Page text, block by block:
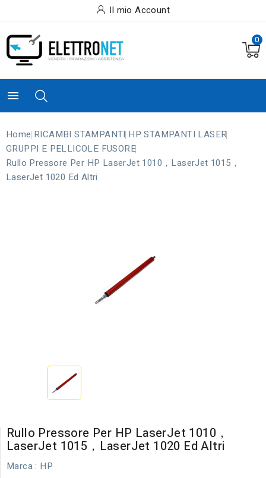
Il mio Account
0

Home RICAMBI STAMPANTI HP STAMPANTI LASER
GRUPPI E PELLICOLE FUSORE
Rullo Pressore Per HP LaserJet 1010，LaserJet 1015，
LaserJet 1020 Ed Altri
Rullo Pressore Per HP LaserJet 1010，
LaserJet 1015，LaserJet 1020 Ed Altri
Marca : HP